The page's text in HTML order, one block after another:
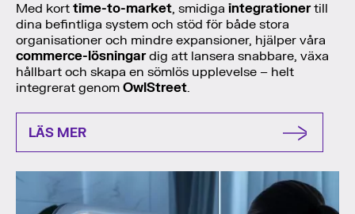
Med kort time-to-market, smidiga integrationertill
dina befintliga system och stöd för både stora
organisationer och mindre expansioner, hjälper våra
commerce-lösningardig att lansera snabbare, växa
hållbart och skapa en sömlös upplevelse – helt
integrerat genom OwlStreet.
LÄS MER